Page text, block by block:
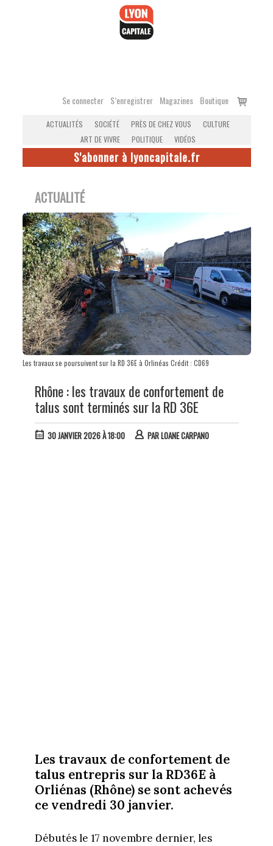
Se connecter S’enregistrer Magazines Boutique
Voir
ACTUALITÉS SOCIÉTÉ PRÈS DE CHEZ VOUS
CULTURE
ART DE VIVRE
POLITIQUE VIDÉOS
S'abonner à lyoncapitale.fr
ACTUALITÉ
Les travaux se poursuivent sur la RD 36E à Orlinéas Crédit : CD69
Rhône : les travaux de confortement de
talus sont terminés sur la RD 36E
30 JANVIER 2026 À 18:00 PARLOANE CARPANO
Les travaux de confortement de
talus entrepris sur la RD36E à
Orliénas (Rhône) se sont achevés
ce vendredi 30 janvier.
Débutés le 17 novembre dernier, les